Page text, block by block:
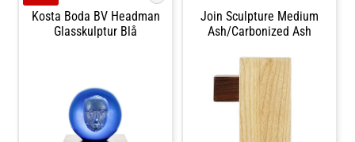
Kosta Boda BV Headman
Glasskulptur Blå
Join Sculpture Medium
Ash/carbonized Ash